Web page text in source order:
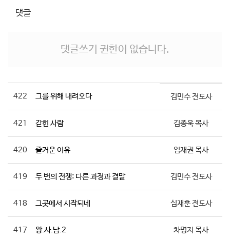
댓글
댓글쓰기 권한이 없습니다.
422 그를 위해 내려오다 김민수 전도사
421 갇힌 사람 김종욱 목사
420 즐거운 이유 임재권 목사
419 두 번의 전쟁: 다른 과정과 결말 김민수 전도사
418 그곳에서 시작되네 심재훈 전도사
417 왕.사.남.2 차명지 목사